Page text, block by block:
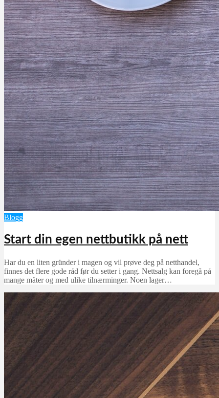
Blogg
Start din egen nettbutikk på nett
Har du en liten gründer i magen og vil prøve deg på netthandel,
finnes det flere gode råd før du setter i gang. Nettsalg kan foregå på
mange måter og med ulike tilnærminger. Noen lager…